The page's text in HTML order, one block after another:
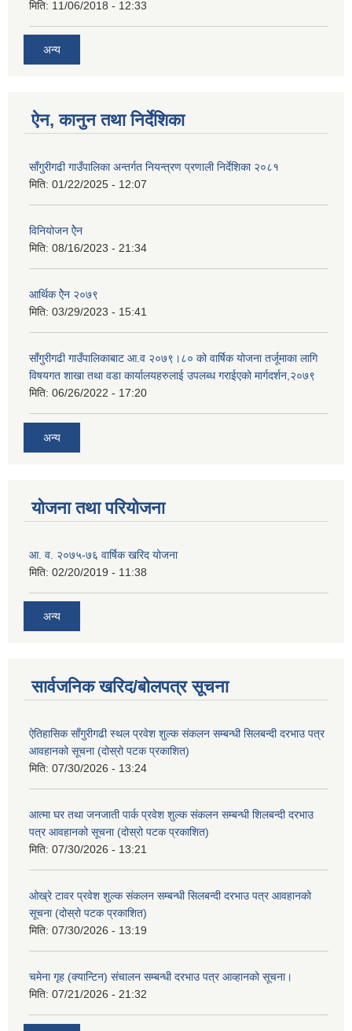
मिति: 11/06/2018 - 12:33
अन्य
ऐन, कानुन तथा निर्देशिका
साँगुरीगढी गाउँपालिका अन्तर्गत नियन्त्रण प्रणाली निर्देशिका २०८१
मिति: 01/22/2025 - 12:07
विनियोजन ऐेन
मिति: 08/16/2023 - 21:34
आर्थिक ऐेन २०७९
मिति: 03/29/2023 - 15:41
साँगुरीगढी गाउँपालिकाबाट आ.व २०७९।८० को वार्षिक योजना तर्जूमाका लागि
विषयगत शाखा तथा वडा कार्यालयहरुलाई उपलब्ध गराईएको मार्गदर्शन,२०७९
मिति: 06/26/2022 - 17:20
अन्य
योजना तथा परियोजना
आ. व. २०७५-७६ वार्षिक खरिद योजना
मिति: 02/20/2019 - 11:38
अन्य
सार्वजनिक खरिद/बोलपत्र सूचना
ऐतिहासिक साँगुरीगढी स्थल प्रवेश शुल्क संकलन सम्बन्धी सिलबन्दी दरभाउ पत्र
आवहानको सूचना (दोस्रो पटक प्रकाशित)
मिति: 07/30/2026 - 13:24
आत्मा घर तथा जनजाती पार्क प्रवेश शुल्क संकलन सम्बन्धी शिलबन्दी दरभाउ
पत्र आवहानको सूचना (दोस्रो पटक प्रकाशित)
मिति: 07/30/2026 - 13:21
ओख्रे टावर प्रवेश शुल्क संकलन सम्बन्धी सिलबन्दी दरभाउ पत्र आवहानको
सूचना (दोस्रो पटक प्रकाशित)
मिति: 07/30/2026 - 13:19
चमेना गृह (क्यान्टिन) संचालन सम्बन्धी दरभाउ पत्र आव्हानको सूचना।
मिति: 07/21/2026 - 21:32